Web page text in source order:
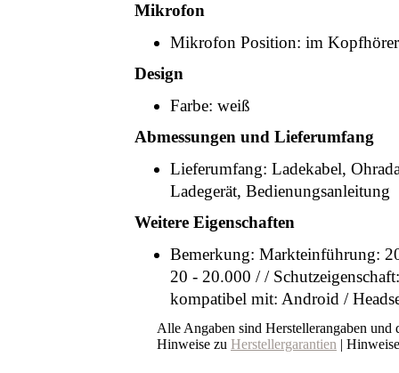
Mikrofon
Mikrofon Position: im Kopfhörer
Design
Farbe: weiß
Abmessungen und Lieferumfang
Lieferumfang: Ladekabel,
Ladegerät, Bedienungsanleitung
Weitere Eigenschaften
Bemerkung: Markteinführung:
20 - 20.000 / /
kompatibel mit: Android /
Alle Angaben sind Herstellerangaben und
Hinweise zu Herstellergarantien |